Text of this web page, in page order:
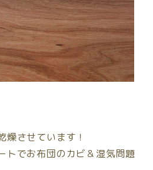
燥させています！
トでお布団のカビ＆湿気問題